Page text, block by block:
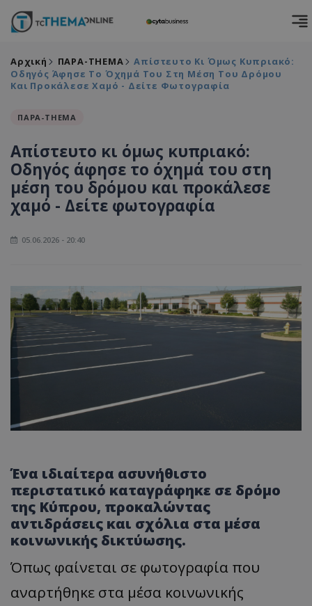
Αρχική ΠΑΡΑ-THEMA
Απίστευτο Κι Όμως Κυπριακό:
Οδηγός Άφησε Το Όχημά Του Στη Μέση Του Δρόμου
Και Προκάλεσε Χαμό - Δείτε Φωτογραφία
ΠΑΡΑ-THEMA
Απίστευτο κι όμως κυπριακό:
Οδηγός άφησε το όχημά του στη
μέση του δρόμου και προκάλεσε
χαμό - Δείτε φωτογραφία
05.06.2026 - 20:40
Ένα ιδιαίτερα ασυνήθιστο
περιστατικό καταγράφηκε σε δρόμο
της Κύπρου, προκαλώντας
αντιδράσεις και σχόλια στα μέσα
κοινωνικής δικτύωσης.
Όπως φαίνεται σε φωτογραφία που
αναρτήθηκε στα μέσα κοινωνικής